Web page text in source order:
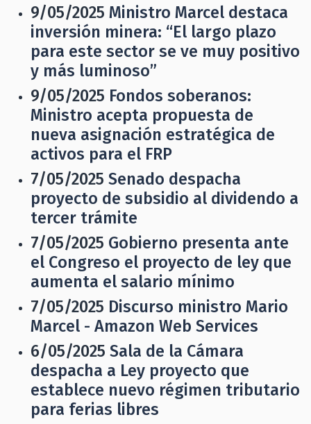
9/05/2025 Ministro Marcel destaca
inversión minera: “El largo plazo
para este sector se ve muy positivo
y más luminoso”
9/05/2025 Fondos soberanos:
Ministro acepta propuesta de
nueva asignación estratégica de
activos para el FRP
7/05/2025 Senado despacha
proyecto de subsidio al dividendo a
tercer trámite
7/05/2025 Gobierno presenta ante
el Congreso el proyecto de ley que
aumenta el salario mínimo
7/05/2025 Discurso ministro Mario
Marcel - Amazon Web Services
6/05/2025 Sala de la Cámara
despacha a Ley proyecto que
establece nuevo régimen tributario
para ferias libres